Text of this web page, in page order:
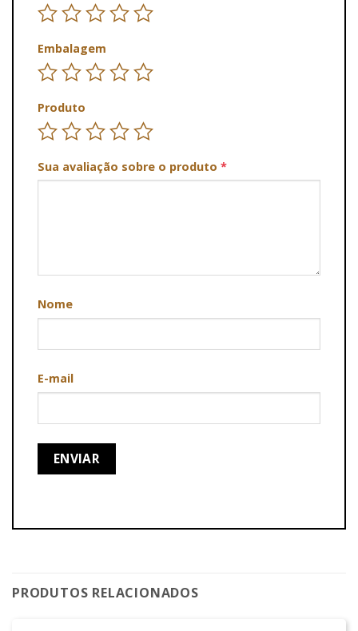
Embalagem
Produto
Sua avaliação sobre o produto *
Nome
E-mail
PRODUTOS RELACIONADOS